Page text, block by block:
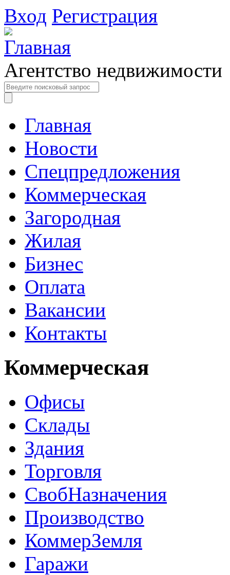
Вход Регистрация
Агентство недвижимости
Главная
Новости
Спецпредложения
Коммерческая
Загородная
Жилая
Бизнес
Оплата
Вакансии
Контакты
Коммерческая
Офисы
Склады
Здания
Торговля
СвобНазначения
Производство
КоммерЗемля
Гаражи